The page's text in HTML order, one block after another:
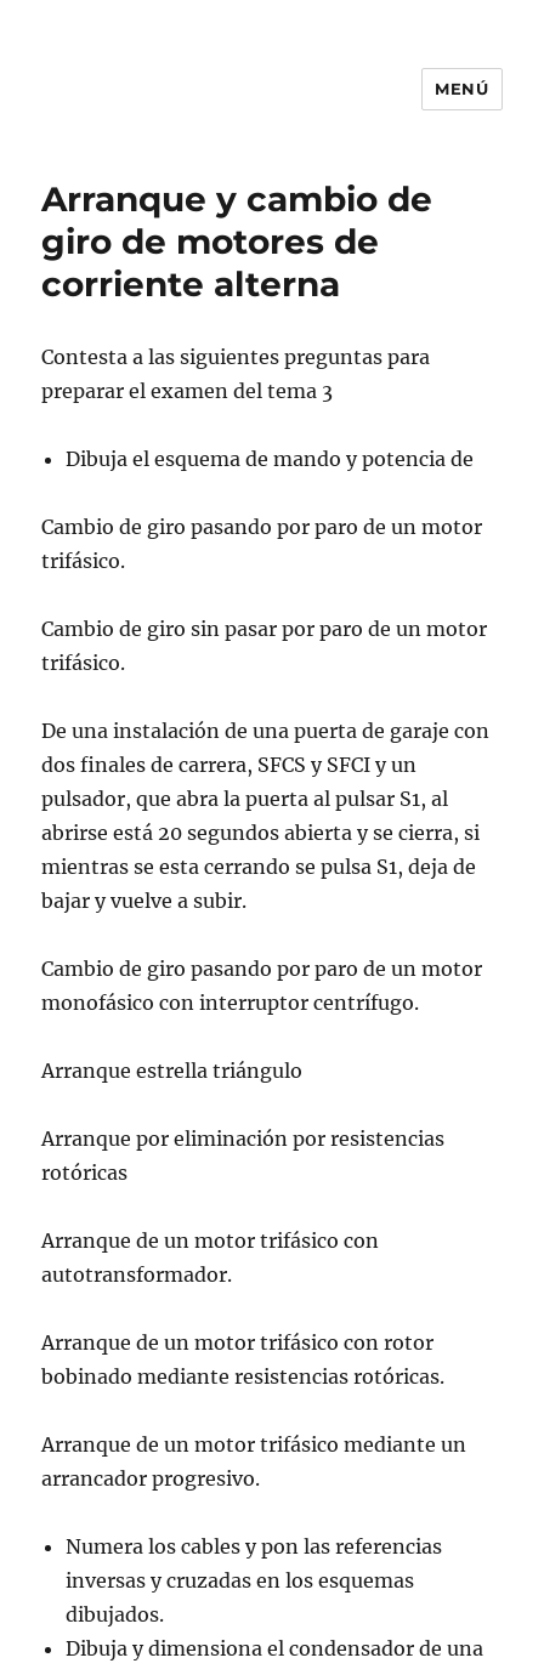
CIFP MEDINA DEL CAMPO
MENÚ
Arranque y cambio de
giro de motores de
corriente alterna
Contesta a las siguientes preguntas para
preparar el examen del tema 3
Dibuja el esquema de mando y potencia de
Cambio de giro pasando por paro de un motor
trifásico.
Cambio de giro sin pasar por paro de un motor
trifásico.
De una instalación de una puerta de garaje con
dos finales de carrera, SFCS y SFCI y un
pulsador, que abra la puerta al pulsar S1, al
abrirse está 20 segundos abierta y se cierra, si
mientras se esta cerrando se pulsa S1, deja de
bajar y vuelve a subir.
Cambio de giro pasando por paro de un motor
monofásico con interruptor centrífugo.
Arranque estrella triángulo
Arranque por eliminación por resistencias
rotóricas
Arranque de un motor trifásico con
autotransformador.
Arranque de un motor trifásico con rotor
bobinado mediante resistencias rotóricas.
Arranque de un motor trifásico mediante un
arrancador progresivo.
Numera los cables y pon las referencias
inversas y cruzadas en los esquemas
dibujados.
Dibuja y dimensiona el condensador de una